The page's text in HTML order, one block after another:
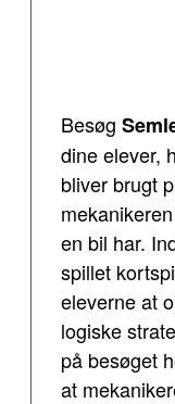
Besøg
dine elever,
bliver brugt
en bil har.
spillet
eleverne at
logiske
på besøget
at